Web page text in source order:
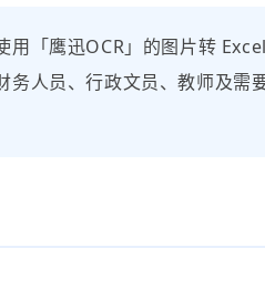
「鹰迅OCR」的图片转
人员、行政文员、教师及